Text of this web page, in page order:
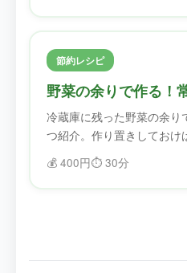
節約レシピ
野菜の余りで作る！
冷蔵庫に残った野菜の余
つ紹介。作り置きしておけ
💰 400円⏱️ 30分